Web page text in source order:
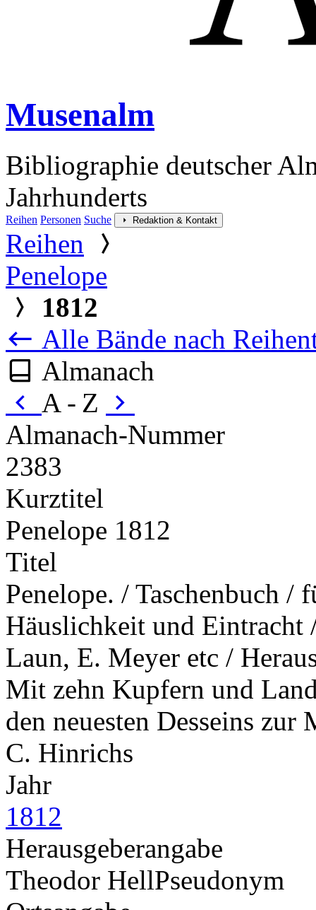
Musenalm
Bibliographie deutscher
Jahrhunderts
Reihen Personen Suche Redaktion & Kontakt
Reihen
Penelope
1812
Alle Bände nach
Almanach
A - Z
Almanach-Nummer
2383
Kurztitel
Penelope 1812
Titel
Penelope. / Taschenbuch /
Häuslichkeit und
Laun, E. Meyer etc /
Mit zehn Kupfern und
den neuesten Desseins
C. Hinrichs
Jahr
1812
Herausgeberangabe
Theodor HellPseudonym